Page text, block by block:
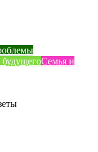
будущегоСемья и